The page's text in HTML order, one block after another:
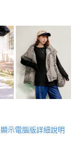
顯示電腦版詳細說明